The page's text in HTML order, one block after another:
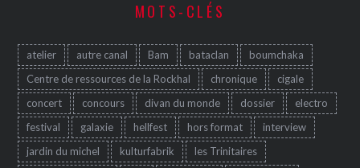
MOTS-CLÉS
atelier autre canal Bam bataclan
boumchaka
Centre de ressources de la Rockhal
chronique
cigale
concert
concours divan du monde dossier
electro
festival
galaxie hellfest hors format
interview
jardin du michel
kulturfabrik
les Trinitaires